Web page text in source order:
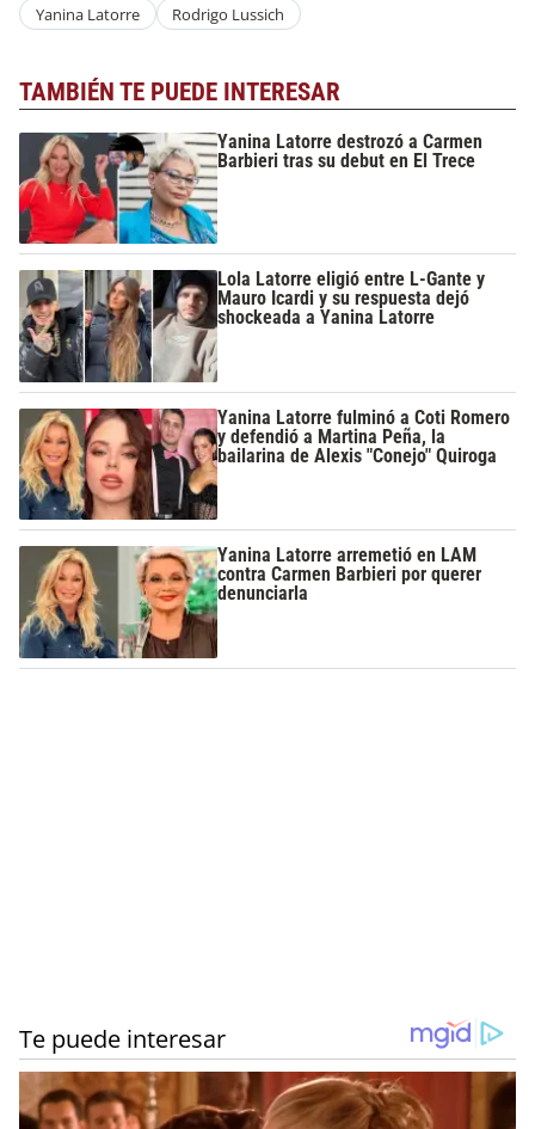
Yanina Latorre Rodrigo Lussich
TAMBIÉN TE PUEDE INTERESAR
Yanina Latorre destrozó a Carmen
Barbieri tras su debut en El Trece
Lola Latorre eligió entre L-Gante y
Mauro Icardi y su respuesta dejó
shockeada a Yanina Latorre
Yanina Latorre fulminó a Coti Romero
y defendió a Martina Peña, la
bailarina de Alexis "Conejo" Quiroga
Yanina Latorre arremetió en LAM
contra Carmen Barbieri por querer
denunciarla